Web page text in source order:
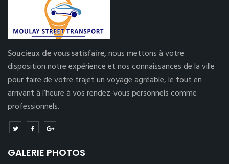
Soucieux de vous satisfaire,nous mettons à votre
disposition notre expérience et nos connaissances de la ville
pour faire de votre trajet un voyage agréable, le tout en
arrivant à l’heure à vos rendez-vous personnels comme
professionnels.
GALERIE PHOTOS